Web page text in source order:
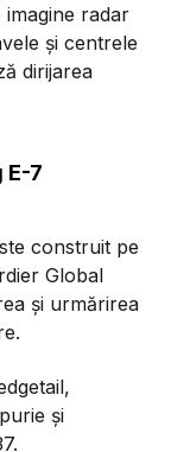
radar
și centrele
dirijarea
E-7
construit pe
Global
și urmărirea
și